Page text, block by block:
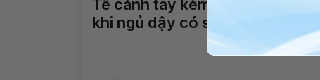
Tê cánh tay kèm đau gót chân
khi ngủ dậy có sao không?